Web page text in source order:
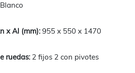
Blanco
955 x 550 x 1470
2 fijos 2 con pivotes